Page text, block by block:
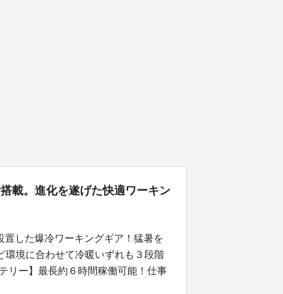
載。進化を遂げた快適ワーキン
した爆冷ワーキングギア！猛暑を
環境に合わせて冷暖いずれも３段階
リー】最長約６時間稼働可能！仕事